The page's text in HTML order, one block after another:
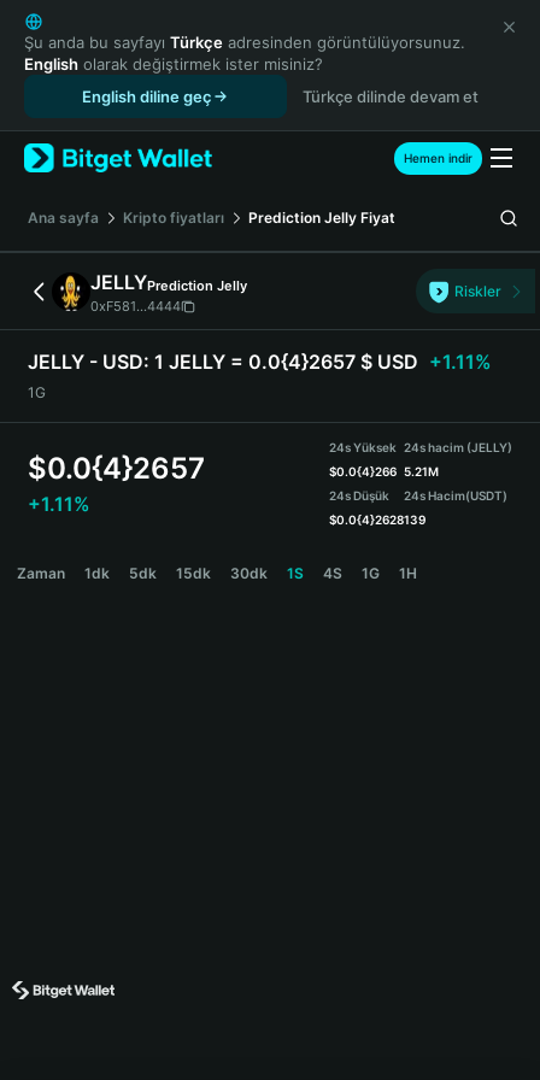
English
日本語
Tiếng Việt
Español (Latinoamérica)
Türkçe
Français
Deutsch
简体中文
繁體中文
Português (Portugal)
Bahasa Indonesia
ภาษาไทย
हिन्दी
Español
Português (Brasil)
Şu anda bu sayfayı Türkçe adresinden görüntülüyorsunuz.
English olarak değiştirmek ister misiniz?
English diline geç
Türkçe dilinde devam et
Hemen indir
Ana sayfa Kripto fiyatları Prediction Jelly Fiyat
JELLYPrediction Jelly
0xF581...4444
Riskler
JELLY - USD: 1 JELLY = 0.0{4}2657 $ USD +1.11%
1G
$0.0{4}2657
+1.11%
24s Yüksek
$0.0{4}266
24s Düşük
$0.0{4}2628
24s hacim (JELLY)
5.21M
24s Hacim(USDT)
139
Zaman 1dk 5dk 15dk 30dk 1S 4S 1G 1H